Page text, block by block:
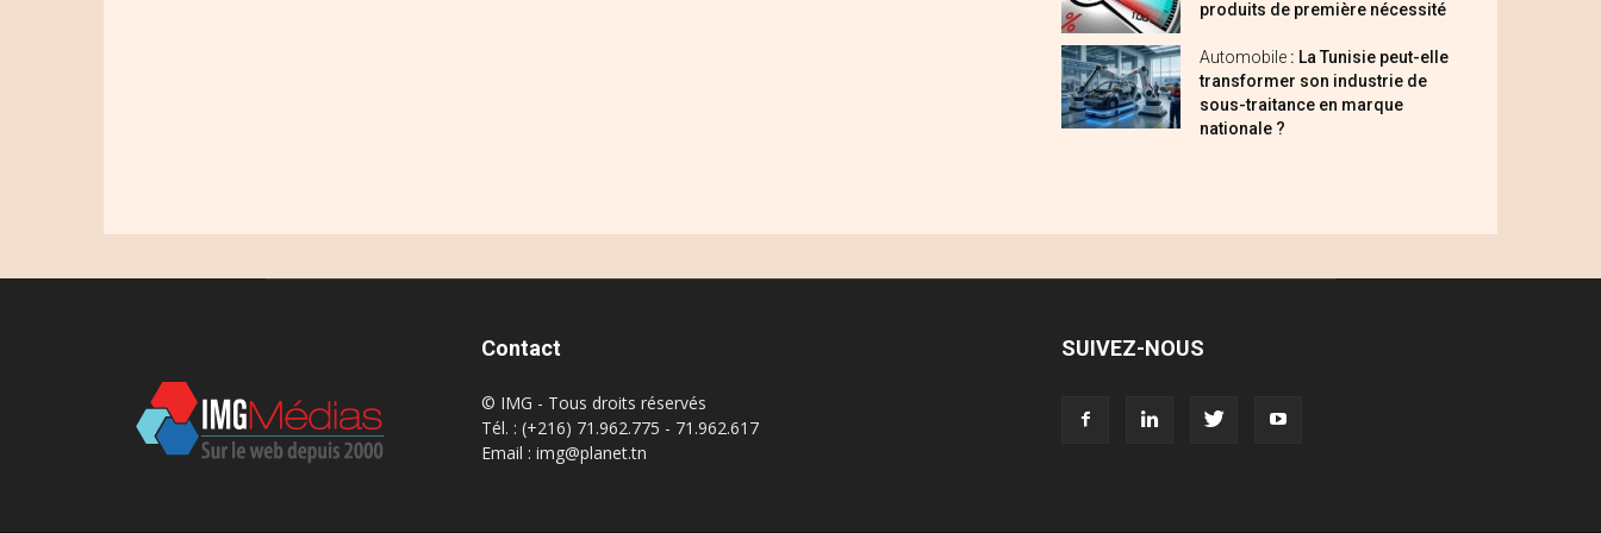
produits de première nécessité
Automobile : La Tunisie peut-elle
transformer son industrie de
sous-traitance en marque
nationale ?
Contact
© IMG - Tous droits réservés
Tél. : (+216) 71.962.775 - 71.962.617
Email : img@planet.tn
SUIVEZ-NOUS